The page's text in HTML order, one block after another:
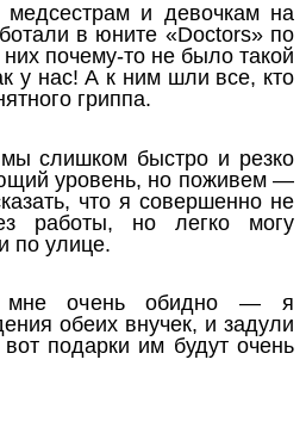
и девочкам на
в юните «Doctors» по
почему-то не было такой
у нас! А к ним шли все, кто
гриппа.
слишком быстро и резко
уровень, но поживем —
что я совершенно не
работы, но легко могу
по улице.
мне очень обидно — я
обеих внучек, и задули
подарки им будут очень